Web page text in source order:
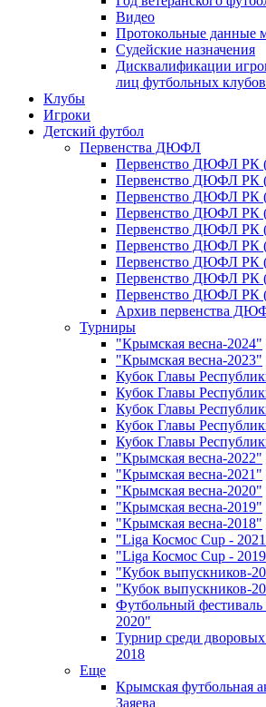
Видео
Протокольные данные
Судейские назначения
Дисквалификации
лиц футбольных клубов
Клубы
Игроки
Детский футбол
Первенства ДЮФЛ
Первенство ДЮФЛ РК
Первенство ДЮФЛ РК
Первенство ДЮФЛ РК
Первенство ДЮФЛ РК
Первенство ДЮФЛ РК
Первенство ДЮФЛ РК
Первенство ДЮФЛ РК
Первенство ДЮФЛ РК
Первенство ДЮФЛ РК
Архив первенства
Турниры
"Крымская весна-2024"
"Крымская весна-2023"
Кубок Главы
Кубок Главы
Кубок Главы
Кубок Главы
Кубок Главы
"Крымская весна-2022"
"Крымская весна-2021"
"Крымская весна-2020"
"Крымская весна-2019"
"Крымская весна-2018"
"Liga Космос Cup -
"Liga Космос Cup -
"Кубок выпускников-
"Кубок выпускников-
Футбольный
2020"
Турнир среди
2018
Еще
Крымская футбольная
Заяева